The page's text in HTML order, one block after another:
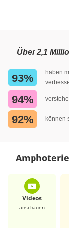
Über 2,1
93%
haben
94%
92% können
Videos
anschauen